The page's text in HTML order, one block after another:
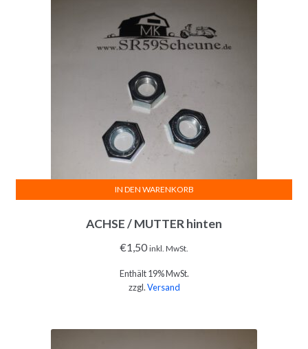
ACHSE / MUTTER hinten
€1,50 inkl. MwSt.
Enthält 19% MwSt.
zzgl.Versand
IN DEN WARENKORB